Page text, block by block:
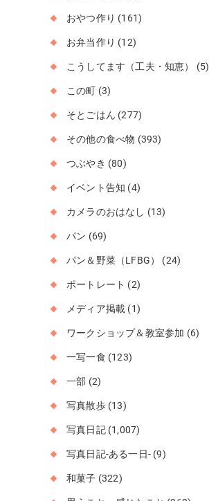
おやつ作り (161)
お弁当作り (12)
こうしてます（工夫・知恵） (5)
この町 (3)
そとごはん (277)
その他の食べ物 (393)
つぶやき (80)
イベント告知 (4)
カメラのおはなし (13)
パン (69)
パン＆野菜（LFBG） (24)
ポートレート (2)
メディア掲載 (1)
ワークショップ＆教室参加 (6)
一写一食 (123)
一部 (2)
写真散歩(13)
写真日記(1,007)
写真日記-ある一日- (9)
和菓子 (322)